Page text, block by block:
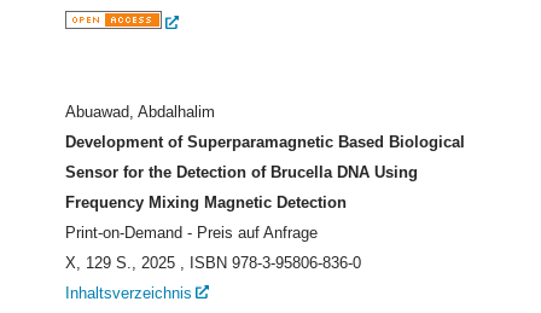
Abuawad, Abdalhalim
Development of Superparamagnetic Based Biological
Sensor for the Detection of Brucella DNA Using
Frequency Mixing Magnetic Detection
Print-on-Demand - Preis auf Anfrage
X, 129 S., 2025 , ISBN 978-3-95806-836-0
Inhaltsverzeichnis